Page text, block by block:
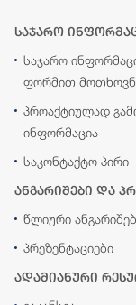
საჯარო
საჯარო
ფორმით
პროაქტიულად
ინფორმაცია
საკონტაქტო პირი
ანგარიშები და
წლიური
პრეზენტაციები
ადამიანური